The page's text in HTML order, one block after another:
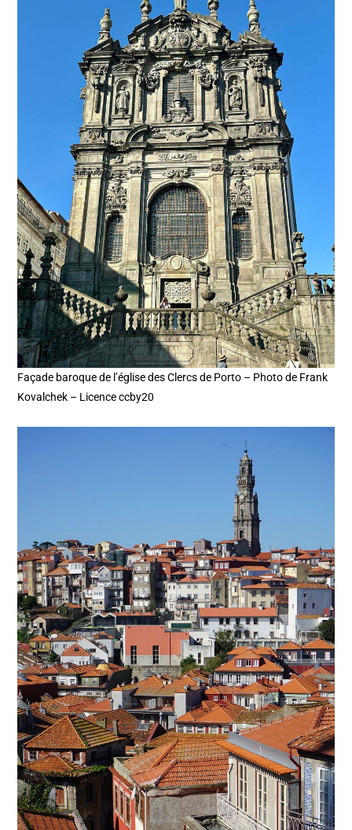
Façade baroque de l’église des Clercs de Porto – Photo de Frank
Kovalchek – Licence ccby20